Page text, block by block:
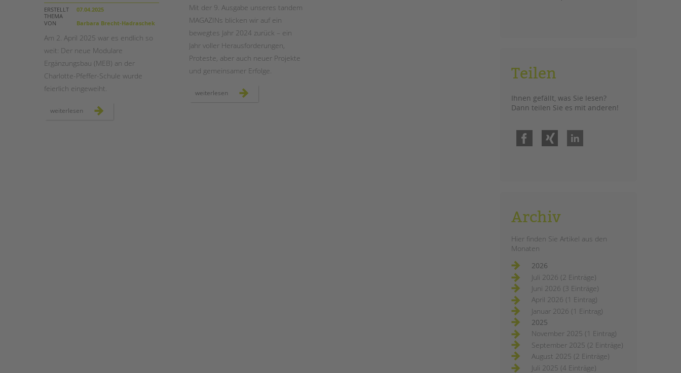
STADTTEILARBEIT
ERSTELLT
07.04.2025
THEMA
VON
Barbara Brecht-Hadraschek
Am 2. April 2025 war es endlich so
weit: Der neue Modulare
Ergänzungsbau (MEB) an der
Charlotte-Pfeffer-Schule wurde
feierlich eingeweiht.
weiterlesen neuer
modularer
Mit der 9. Ausgabe unseres tandem
MAGAZINs blicken wir auf ein
bewegtes Jahr 2024 zurück – ein
Jahr voller Herausforderungen,
Proteste, aber auch neuer Projekte
und gemeinsamer Erfolge.
weiterlesen unser
neues
Teilen
Ihnen gefällt, was Sie lesen?
Dann teilen Sie es mit anderen!
Facebook
Archiv
Hier finden Sie Artikel aus den
Monaten
2026
Juli 2026 (2 Einträge)
Juni 2026 (3 Einträge)
April 2026 (1 Eintrag)
Januar 2026 (1 Eintrag)
2025
November 2025 (1 Eintrag)
September 2025 (2 Einträge)
August 2025 (2 Einträge)
Juli 2025 (4 Einträge)